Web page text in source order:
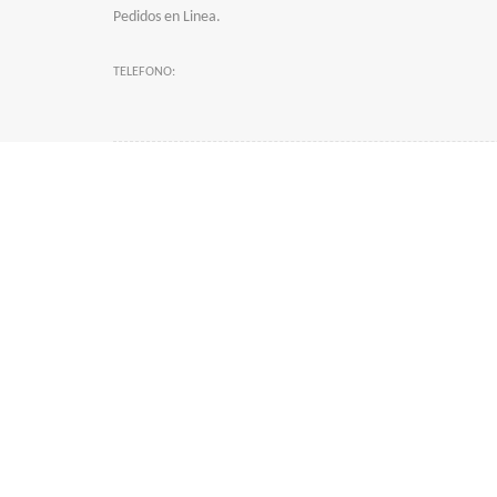
Pedidos en Linea.
TELEFONO: